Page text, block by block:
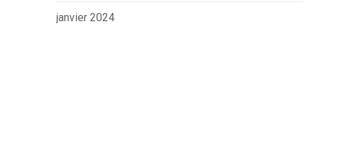
janvier 2024